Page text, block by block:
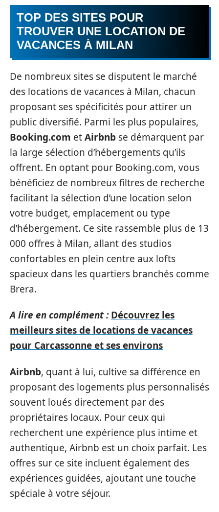
TOP DES SITES POUR
TROUVER UNE LOCATION DE
VACANCES À MILAN
De nombreux sites se disputent le marché
des locations de vacances à Milan, chacun
proposant ses spécificités pour attirer un
public diversifié. Parmi les plus populaires,
Booking.com etAirbnb se démarquent par
la large sélection d’hébergements qu’ils
offrent. En optant pour Booking.com, vous
bénéficiez de nombreux filtres de recherche
facilitant la sélection d’une location selon
votre budget, emplacement ou type
d’hébergement. Ce site rassemble plus de 13
000 offres à Milan, allant des studios
confortables en plein centre aux lofts
spacieux dans les quartiers branchés comme
Brera.
A lire en complément : Découvrez les
meilleurs sites de locations de vacances
pour Carcassonne et ses environs
Airbnb, quant à lui, cultive sa différence en
proposant des logements plus personnalisés
souvent loués directement par des
propriétaires locaux. Pour ceux qui
recherchent une expérience plus intime et
authentique, Airbnb est un choix parfait. Les
offres sur ce site incluent également des
expériences guidées, ajoutant une touche
spéciale à votre séjour.